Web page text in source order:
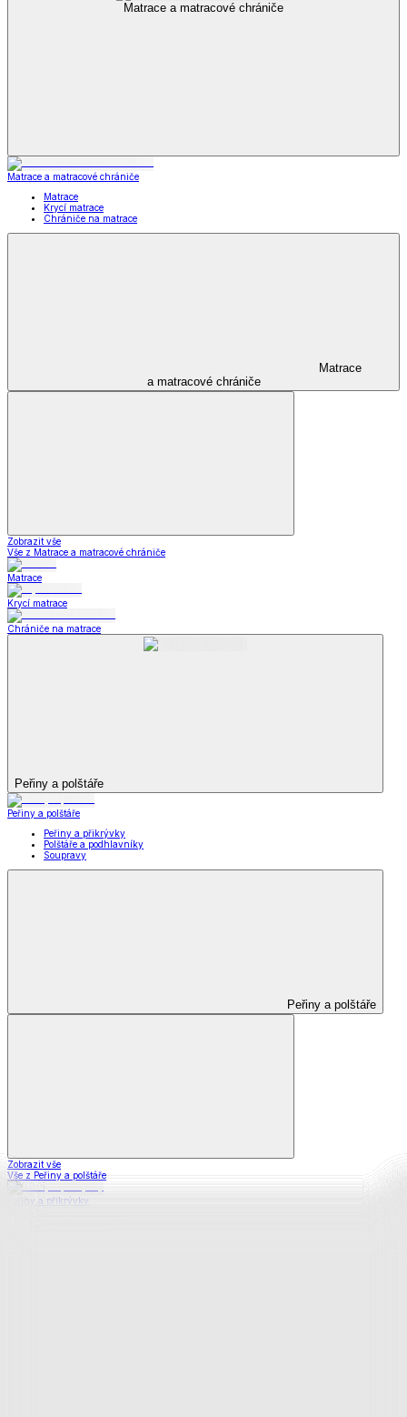
Matrace a matracové chrániče
Matrace a matracové chrániče
Matrace
Krycí matrace
Chrániče na matrace
Matrace
a matracové chrániče
Zobrazit vše
Vše z Matrace a matracové chrániče
Matrace
Krycí matrace
Chrániče na matrace
Peřiny a polštáře
Peřiny a polštáře
Peřiny a přikrývky
Polštáře a podhlavníky
Soupravy
Peřiny a polštáře
Zobrazit vše
Vše z Peřiny a polštáře
Peřiny a přikrývky